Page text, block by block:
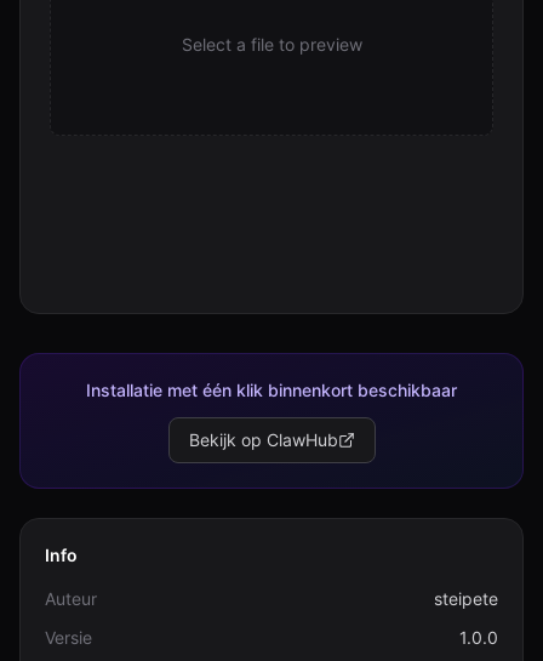
Select a file to preview
Installatie met één klik binnenkort beschikbaar
Bekijk op ClawHub
Info
Auteur
steipete
Versie
1.0.0